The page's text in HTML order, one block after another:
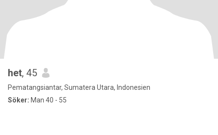
het, 45
Pematangsiantar, Sumatera Utara, Indonesien
Söker: Man 40 - 55